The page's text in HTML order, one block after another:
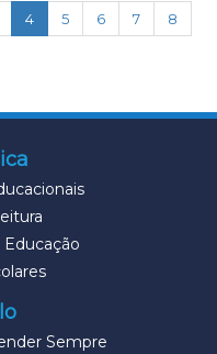
4(current)
5 6 7
8
Educação
Sempre